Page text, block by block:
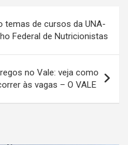
temas de cursos da UNA-
Federal de Nutricionistas
no Vale: veja como
às vagas – O VALE